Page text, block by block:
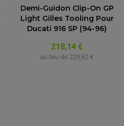
Demi-Guidon Clip-On GP
Light Gilles Tooling Pour
Ducati 916 SP (94-96)
218,14 €
au lieu de 229,62 €